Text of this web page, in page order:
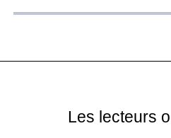
Les lecteurs